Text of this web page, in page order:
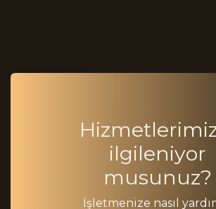
ilgileniyor
musunuz?
İşletmenize nasıl